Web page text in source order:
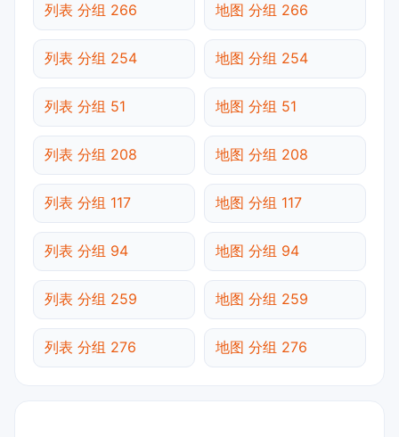
列表 分组 266 地图 分组 266
列表 分组 254 地图 分组 254
列表 分组 51 地图 分组 51
列表 分组 208 地图 分组 208
列表 分组 117 地图 分组 117
列表 分组 94 地图 分组 94
列表 分组 259 地图 分组 259
列表 分组 276 地图 分组 276